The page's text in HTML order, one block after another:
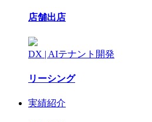
店舗出店
DX | AIテナント開発
リーシング
実績紹介